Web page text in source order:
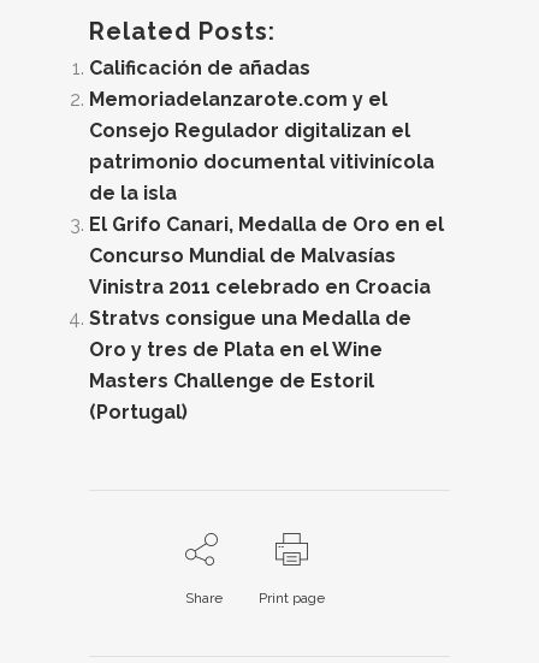
Related Posts:
Calificación de añadas
Memoriadelanzarote.com y el
Consejo Regulador digitalizan el
patrimonio documental vitivinícola
de la isla
El Grifo Canari, Medalla de Oro en el
Concurso Mundial de Malvasías
Vinistra 2011 celebrado en Croacia
Stratvs consigue una Medalla de
Oro y tres de Plata en el Wine
Masters Challenge de Estoril
(Portugal)
Share Print page